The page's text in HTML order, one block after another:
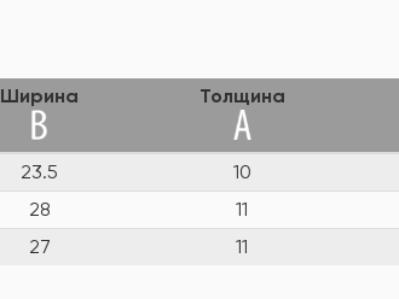
Ширина Толщина
23.5 10
28 11
27 11